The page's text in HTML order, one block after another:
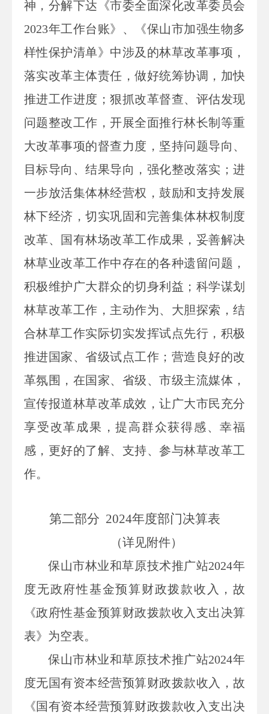
神，分解下达《市委全面深化改革委员会
2023年工作台账》、《保山市加强生物多
样性保护清单》中涉及的林草改革事项，
落实改革主体责任，做好统筹协调，加快
推进工作进度；狠抓改革督查、评估发现
问题整改工作，开展全面推行林长制等重
大改革事项的督查力度，坚持问题导向、
目标导向、结果导向，强化整改落实；进
一步放活集体林经营权，鼓励和支持发展
林下经济，切实巩固和完善集体林权制度
改革、国有林场改革工作成果，妥善解决
林草业改革工作中存在的各种遗留问题，
积极维护广大群众的切身利益；科学谋划
林草改革工作，主动作为、大胆探索，结
合林草工作实际切实发挥试点先行，积极
推进国家、省级试点工作；营造良好的改
革氛围，在国家、省级、市级主流媒体，
宣传报道林草改革成效，让广大市民充分
享受改革成果，提高群众获得感、幸福
感，更好的了解、支持、参与林草改革工
作。
第二部分 2024年度部门决算表
（详见附件）
保山市林业和草原技术推广站2024年
度无政府性基金预算财政拨款收入，故
《政府性基金预算财政拨款收入支出决算
表》为空表。
保山市林业和草原技术推广站2024年
度无国有资本经营预算财政拨款收入，故
《国有资本经营预算财政拨款收入支出决